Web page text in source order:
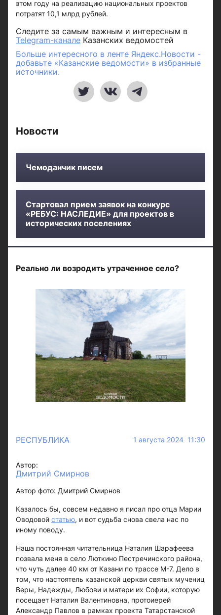
этом году на реализацию национальных проектов
потратят 10,1 млрд рублей.
Следите за самым важным и интересным в
Telegram-канале Казанских ведомостей
Больше интересного в ленте Яндекс.Новости -
добавьте «Казанские ведомости» в избранные
источники.
Новости
Чемоданчик писем
Стартовал прием заявок на конкурс
«РЕБУС: НАСЛЕДИЕ» для проектов в
исторических поселениях
Реально ли возродить утраченное село?
РЕСПУБЛИКА 1 августа 2024 11:30
Автор:
Дмитрий Смирнов
Автор фото: Дмитрий Смирнов
Казалось бы, совсем недавно я писал про отца Марии
Оводовой статью, и вот судьба снова свела нас по
иному поводу.
Наша постоянная читательница Наталия Шарафеева
позвала меня в село Люткино Пестречинского района,
что чуть далее 40 км от Казани по трассе М-7. Дело в
том, что настоятель казанской церкви святых мучениц
Веры, Надежды, Любови и матери их Софии, которую
посещает Наталия Валентиновна, протоиерей
Александр Павлов в рамках проекта Татарстанской